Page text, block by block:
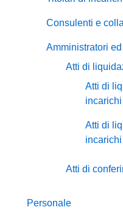
Consulenti e
Amministratori
Atti di
Atti di
Atti di
Atti di
Personale